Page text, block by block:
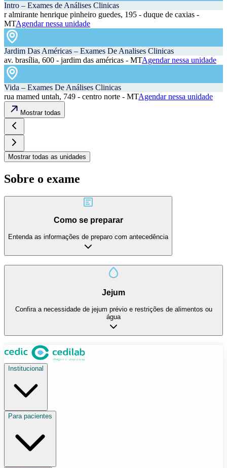
Intro – Exames de Análises Clinicas
r almirante henrique pinheiro guedes, 195 - duque de caxias -
MTAgendar nessa unidade
Jardim Das Américas – Exames De Analises Clinicas
av. brasília, 600 - jardim das américas - MTAgendar nessa unidade
Vida – Exames De Análises Clinicas
rua mamed untah, 749 - centro norte - MTAgendar nessa unidade
Mostrar todas
Mostrar todas as unidades
Sobre o exame
Como se preparar
Entenda as informações de preparo com antecedência
Jejum
Confira a necessidade de jejum prévio e restrições de alimentos ou
água
Institucional
Para pacientes